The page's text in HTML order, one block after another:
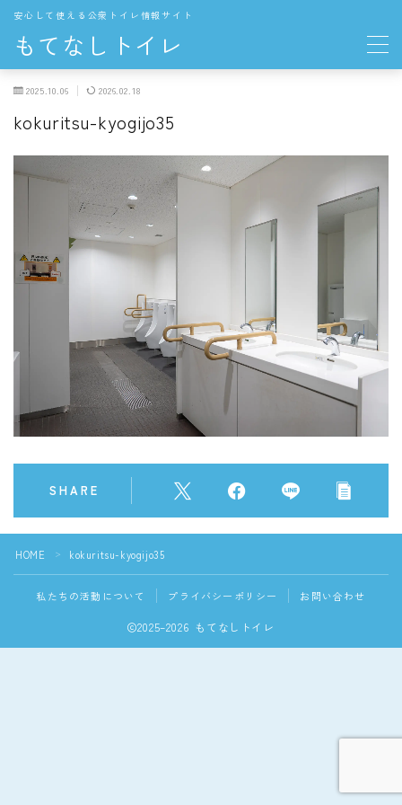
もてなしトイレ
安心して使える公衆トイレ情報サイト
地域の公衆トイレ
関東
東京都の公衆トイレ
愛知県の公衆トイレ
長野県の公衆トイレ
THE TOKYO TOILET
お役立ち情報
トイレの一般知識
2025.10.06 2026.02.18
kokuritsu-kyogijo35
SHARE
HOME ＞ kokuritsu-kyogijo35
私たちの活動について プライバシーポリシー お問い合わせ
2025–2026 もてなしトイレ